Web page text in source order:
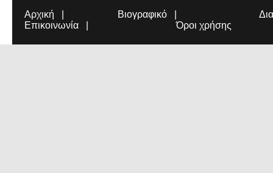
Αρχική Βιογραφικό
Επικοινωνία
Όροι χρήσης